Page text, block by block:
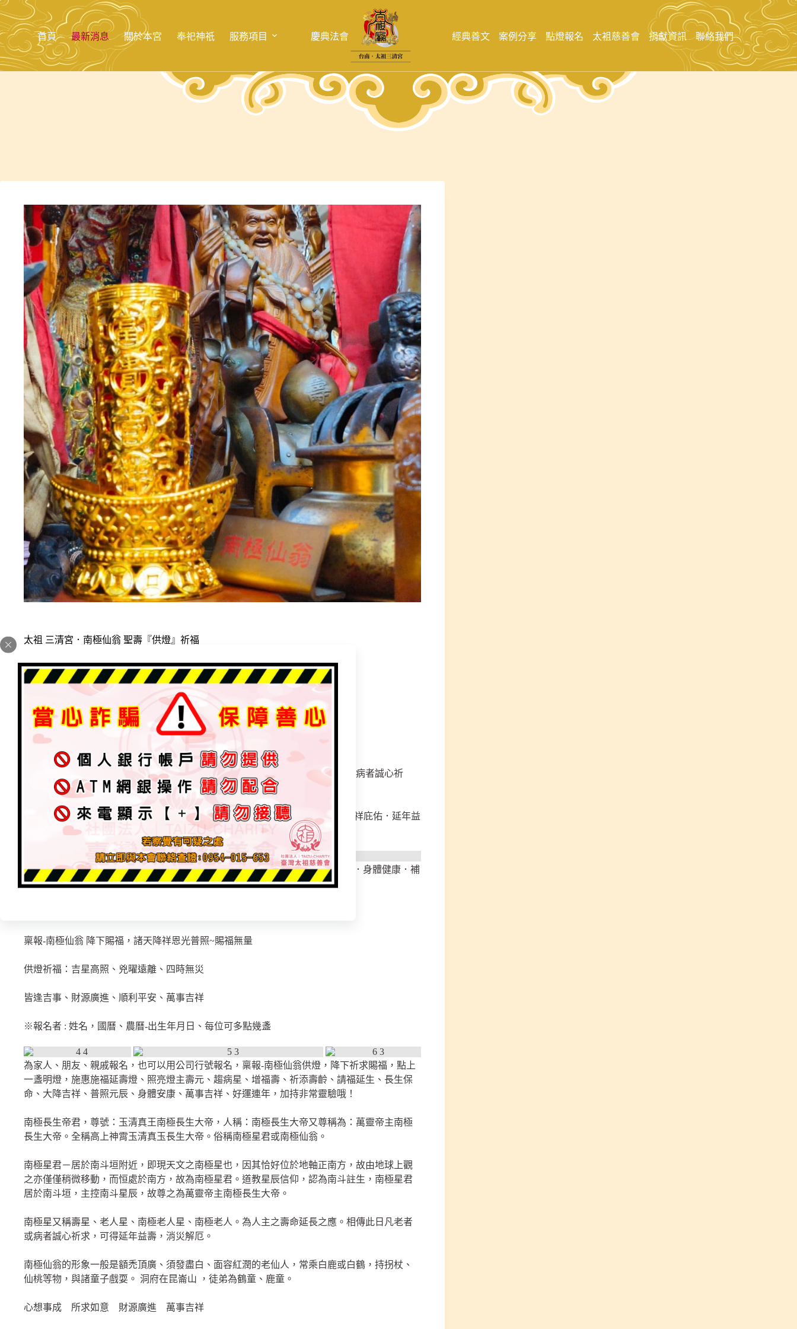
跳
至
主
要
內
首頁 最新消息 關於本宮 奉祀神祇 服務項目 慶典法會 經典善文 案例分享 點燈報名 太袓慈善會 捐獻資訊 聯絡我們
太祖 三清宮．南極仙翁 聖壽『供燈』祈福
最新消息 2023 年 6 月 12 日
加入為 Google 偏好來源
-南極長生大帝聖誕，朝奉仙真增福增歲壽延年-
祈求：賜福降祥庇佑．延年益壽，消災解厄．補福消災．平安健康、添福增壽．病者誠心祈
求．心想事成．病障離身．闔家平安。
-2023年國曆6月18日（農曆5月1日），師父啟燈加持，為俸點人員祈求：賜福降祥庇佑．延年益
壽，消災解厄．吉星高照．病障離身 ．稟報-南極仙翁，賜福萬事吉祥。
此良機適逢『一盞寶燈– 賜福庇佑，延年益壽，消災解厄．吉星高照．病障離身．身體健康．補
福消災．趨病星』每位-緣金 250緣金
稟報-南極仙翁 降下賜福，諸天降祥恩光普照~賜福無量
供燈祈福：吉星高照、兇曜遠離、四時無災
皆逢吉事、財源廣進、順利平安、萬事吉祥
※報名者 : 姓名，國曆、農曆-出生年月日、每位可多點幾盞
為家人、朋友、親戚報名，也可以用公司行號報名，稟報-南極仙翁供燈，降下祈求賜福，點上
一盞明燈，施惠施福延壽燈、照亮燈主壽元、趨病星、增福壽、祈添壽齡、請福延生、長生保
命、大降吉祥、普照元辰、身體安康、萬事吉祥、好運連年，加持非常靈驗哦！
南極長生帝君，尊號：玉清真王南極長生大帝，人稱：南極長生大帝又尊稱為：萬靈帝主南極
長生大帝。全稱高上神霄玉清真玉長生大帝。俗稱南極星君或南極仙翁。
南極星君－居於南斗垣附近，即現天文之南極星也，因其恰好位於地軸正南方，故由地球上觀
之亦僅僅稍微移動，而恒處於南方，故為南極星君。道教星辰信仰，認為南斗註生，南極星君
居於南斗垣，主控南斗星辰，故尊之為萬靈帝主南極長生大帝。
南極星又稱壽星、老人星、南極老人星、南極老人。為人主之壽命延長之應。相傳此日凡老者
或病者誠心祈求，可得延年益壽，消災解厄。
南極仙翁的形象一般是額禿頂廣、須發盡白、面容紅潤的老仙人，常乘白鹿或白鶴，持拐杖、
仙桃等物，與諸童子戲耍。 洞府在昆崙山 ，徒弟為鶴童、鹿童。
心想事成 所求如意 財源廣進 萬事吉祥